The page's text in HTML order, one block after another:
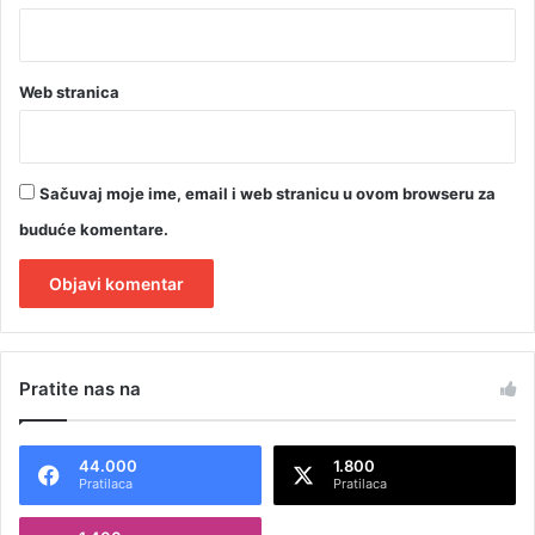
Web stranica
Sačuvaj moje ime, email i web stranicu u ovom browseru za
buduće komentare.
t
n
Pratite nas na
44.000
Pratilaca
1.800
Pratilaca